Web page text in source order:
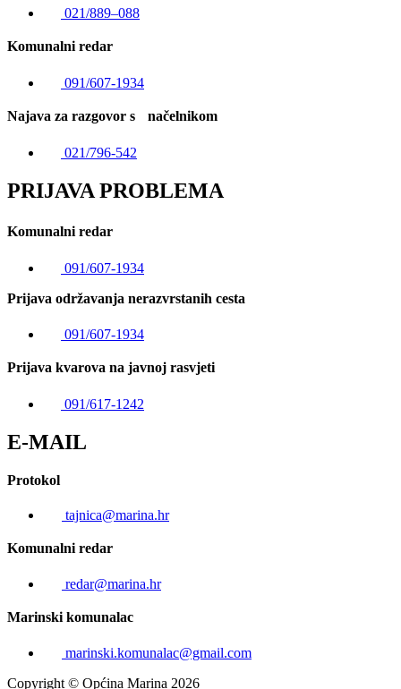
021/889–088
Komunalni redar
091/607-1934
Najava za razgovor s načelnikom
021/796-542
PRIJAVA PROBLEMA
Komunalni redar
091/607-1934
Prijava održavanja nerazvrstanih cesta
091/607-1934
Prijava kvarova na javnoj rasvjeti
091/617-1242
E-MAIL
Protokol
tajnica@marina.hr
Komunalni redar
redar@marina.hr
Marinski komunalac
marinski.komunalac@gmail.com
Copyright © Općina Marina 2026